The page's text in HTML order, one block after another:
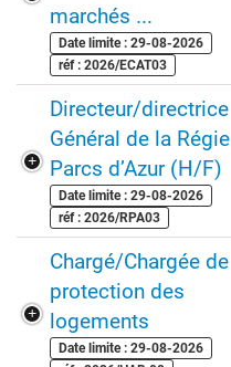
marchés ...
Date limite : 29-08-2026
réf : 2026/ECAT03
Directeur/directrice
Général de la Régie
Parcs d’Azur (H/F)
Date limite : 29-08-2026
réf : 2026/RPA03
Chargé/Chargée de
protection des
logements
Date limite : 29-08-2026